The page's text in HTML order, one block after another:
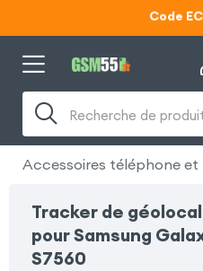
Code
Recherche de
Accessoires téléphone
Tracker de
pour Samsung
S7560